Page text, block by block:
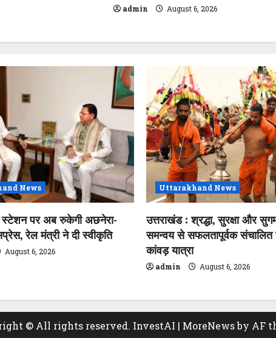
admin August 6, 2026
News
पर अब रुकेगी अछनेरा-
रेल मंत्री ने दी स्वीकृति
August 6, 2026
Uttarakhand News
उत्तराखंड : श्रद्धा, सुरक्षा और
समन्वय से सफलतापूर्वक संचालित
कांवड़ यात्रा
admin August 6, 2026
© All rights reserved. InvestAI | MoreNewsby AF